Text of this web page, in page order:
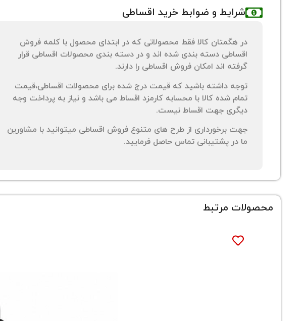
شرایط و ضوابط خرید اقساطی
در هگمتان کالا فقط محصولاتی که در ابتدای محصول با کلمه فروش
اقساطی دسته بندی شده اند و در دسته بندی محصولات اقساطی قرار
گرفته اند امکان فروش اقساطی را دارند.
توجه داشته باشید که قیمت درج شده برای محصولات اقساطی،قیمت
تمام شده کالا با محسابه کارمزد اقساط می باشد و نیاز به پرداخت وجه
دیگری جهت اقساط نیست.
جهت برخورداری از طرح های متنوع فروش اقساطی میتوانید با مشاورین
ما در پشتیبانی تماس حاصل فرمایید.
محصولات مرتبط